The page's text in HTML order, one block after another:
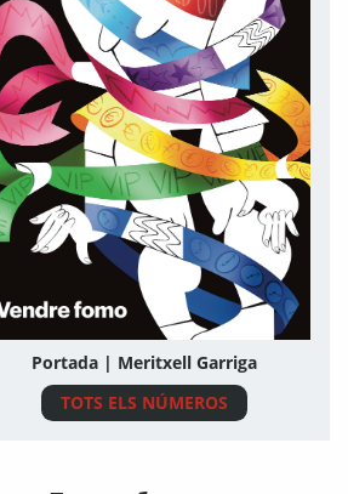
Portada | Meritxell Garriga
TOTS ELS NÚMEROS